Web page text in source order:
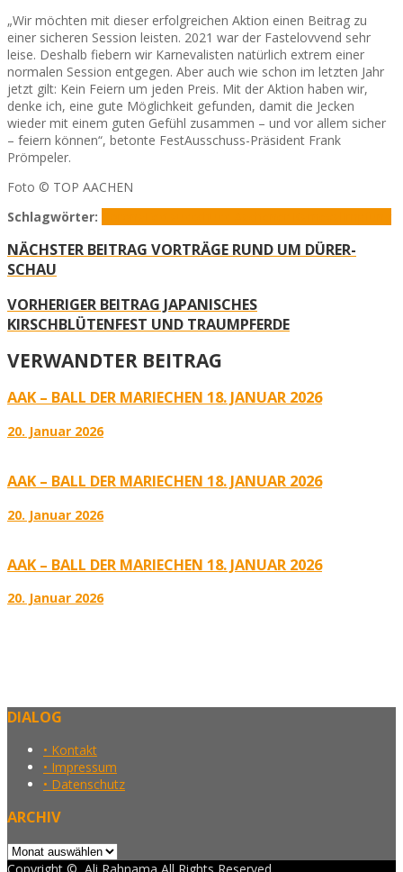
„Wir möchten mit dieser erfolgreichen Aktion einen Beitrag zu
einer sicheren Session leisten. 2021 war der Fastelovvend sehr
leise. Deshalb fiebern wir Karnevalisten natürlich extrem einer
normalen Session entgegen. Aber auch wie schon im letzten Jahr
jetzt gilt: Kein Feiern um jeden Preis. Mit der Aktion haben wir,
denke ich, eine gute Möglichkeit gefunden, damit die Jecken
wieder mit einem guten Gefühl zusammen – und vor allem sicher
– feiern können“, betonte FestAusschuss-Präsident Frank
Prömpeler.
Foto © TOP AACHEN
Schlagwörter:
NÄCHSTER BEITRAG VORTRÄGE RUND UM DÜRER-
SCHAU
VORHERIGER BEITRAG JAPANISCHES
KIRSCHBLÜTENFEST UND TRAUMPFERDE
VERWANDTER BEITRAG
AAK – BALL DER MARIECHEN 18. JANUAR 2026
20. Januar 2026
AAK – BALL DER MARIECHEN 18. JANUAR 2026
20. Januar 2026
AAK – BALL DER MARIECHEN 18. JANUAR 2026
20. Januar 2026
DIALOG
• Kontakt
• Impressum
• Datenschutz
ARCHIV
Archiv